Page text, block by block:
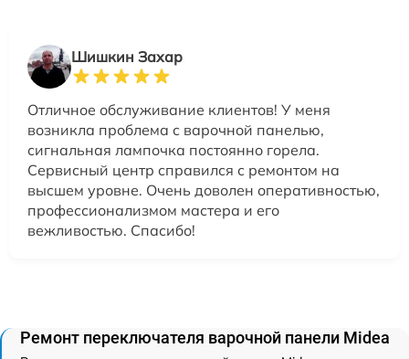
Шишкин Захар
Отличное обслуживание клиентов! У меня
возникла проблема с варочной панелью,
сигнальная лампочка постоянно горела.
Сервисный центр справился с ремонтом на
высшем уровне. Очень доволен оперативностью,
профессионализмом мастера и его
вежливостью. Спасибо!
Ремонт переключателя варочной панели Midea